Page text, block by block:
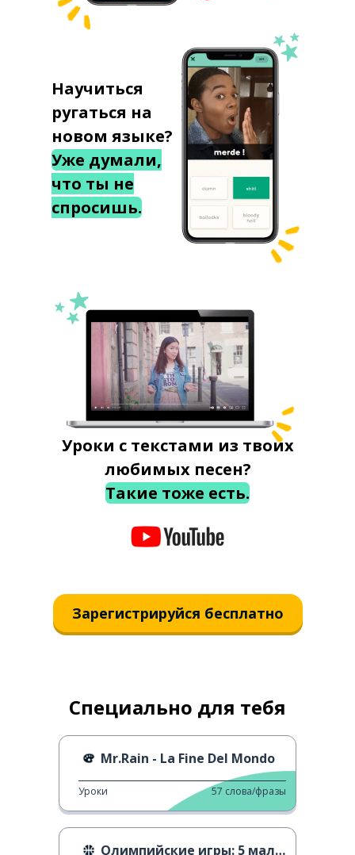
Научиться
ругаться на
новом языке?
Уже думали,
что ты не
спросишь.
Уроки с текстами из твоих
любимых песен?
Такие тоже есть.
Зарегистрируйся бесплатно
Специально для тебя
Mr.Rain - La Fine Del Mondo
Уроки 57 слова/фразы
Олимпийские игры: 5 малоизвестных фактов